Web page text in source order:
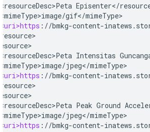
<resourceDesc>Peta Episenter</
<mimeType>image/gif</mimeType
<uri>https : //bmkg-content-inatews .
resource
resource
<resourceDesc>Peta Intensitas
<mimeType>image/jpeg</mimeType
<uri>https : //bmkg-content-inatews .
resource
resource
<resourceDesc>Peta Peak Ground
<mimeType>image/jpeg</mimeType
<uri>https : //bmkg-content-inatews .